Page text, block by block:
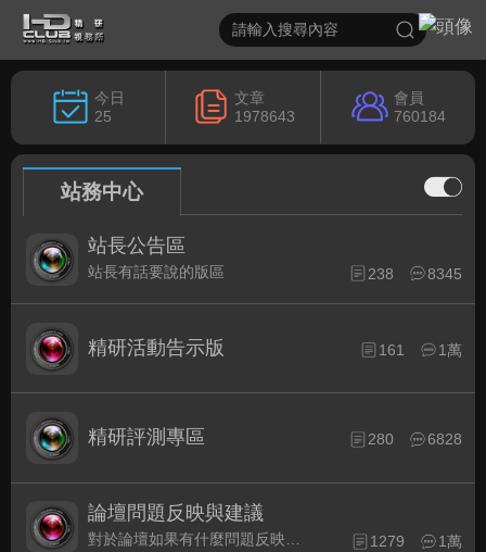
今日
25
文章
1978643
會員
760184
站務中心
站長公告區
站長有話要說的版區 238 8345
精研活動告示版 161 1萬
精研評測專區 280 6828
論壇問題反映與建議
對於論壇如果有什麼問題反映或是建議, 竭誠歡迎在這裡盡情發表 1279 1萬